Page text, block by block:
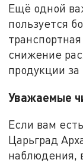
Ещё одной
пользуется
снижение
продукции за
Уважаемые
Если вам
Царьград
наблюдения,